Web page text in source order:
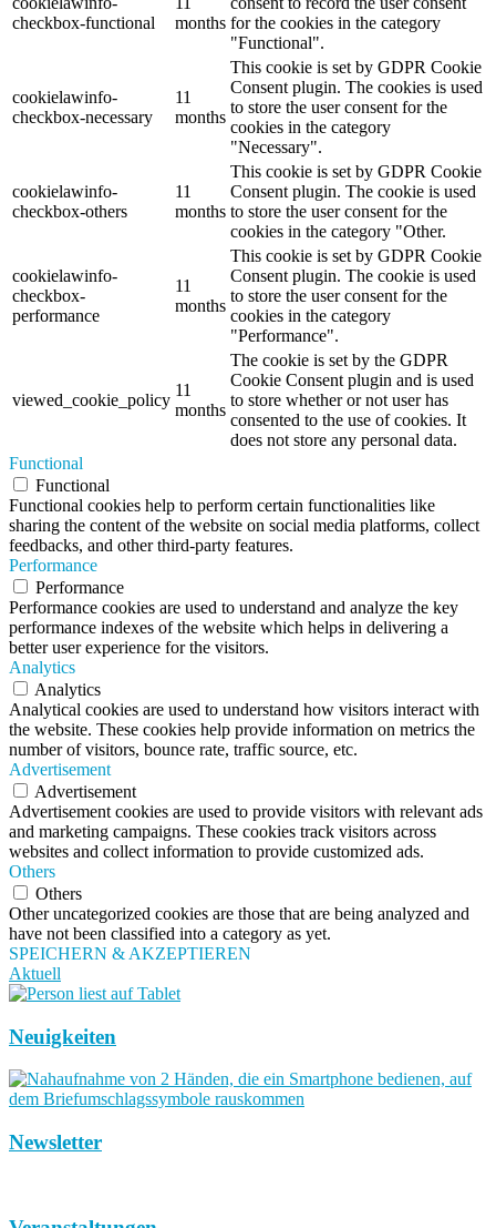
checkbox-functional
months for the cookies in the category
"Functional".
cookielawinfo-
checkbox-necessary
11
months
This cookie is set by GDPR Cookie
Consent plugin. The cookies is used
to store the user consent for the
cookies in the category
"Necessary".
cookielawinfo-
checkbox-others
11
months
This cookie is set by GDPR Cookie
Consent plugin. The cookie is used
to store the user consent for the
cookies in the category "Other.
cookielawinfo-
checkbox-
performance
11
months
This cookie is set by GDPR Cookie
Consent plugin. The cookie is used
to store the user consent for the
cookies in the category
"Performance".
viewed_cookie_policy
11
months
The cookie is set by the GDPR
Cookie Consent plugin and is used
to store whether or not user has
consented to the use of cookies. It
does not store any personal data.
Functional
Functional
Functional cookies help to perform certain functionalities like
sharing the content of the website on social media platforms, collect
feedbacks, and other third-party features.
Performance
Performance
Performance cookies are used to understand and analyze the key
performance indexes of the website which helps in delivering a
better user experience for the visitors.
Analytics
Analytics
Analytical cookies are used to understand how visitors interact with
the website. These cookies help provide information on metrics the
number of visitors, bounce rate, traffic source, etc.
Advertisement
Advertisement
Advertisement cookies are used to provide visitors with relevant ads
and marketing campaigns. These cookies track visitors across
websites and collect information to provide customized ads.
Others
Others
Other uncategorized cookies are those that are being analyzed and
have not been classified into a category as yet.
SPEICHERN & AKZEPTIEREN
Aktuell
Neuigkeiten
Newsletter